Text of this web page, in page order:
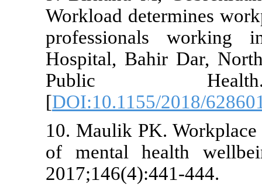
Workload
Hospital,
[
10. Maulik
of mental